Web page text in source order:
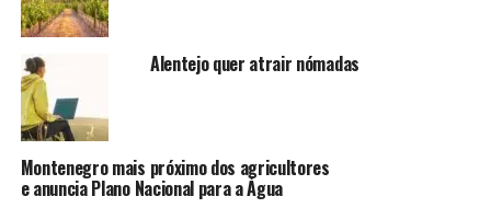
Alentejo quer atrair nómadas
Montenegro mais próximo dos agricultores
e anuncia Plano Nacional para a Água